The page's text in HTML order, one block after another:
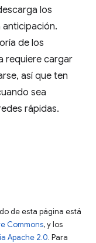
los
de los
requiere cargar
así que ten
sea
rápidas.
de esta página está
Commons, y los
Apache 2.0. Para